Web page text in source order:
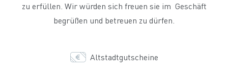
zu erfüllen. Wir würden sich freuen sie im Geschäft
begrüßen und betreuen zu dürfen.
Altstadtgutscheine